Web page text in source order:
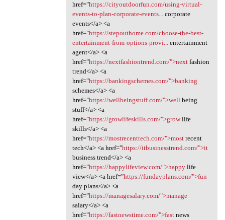
href="https://cityoutdoorfun.com/using-virtual-
events-to-plan-corporate-events...corporate
events</a> <a
href="https://stepouthome.com/choose-the-best-
entertainment-from-options-provi...entertainment
agent</a> <a
href="https://nextfashiontrend.com/">nextfashion
trend</a> <a
href="https://bankingschemes.com/">banking
schemes</a> <a
href="https://wellbeingstuff.com/">wellbeing
stuff</a> <a
href="https://growlifeskills.com/">growlife
skills</a> <a
href="https://mostrecenttech.com/">mostrecent
tech</a> <a href="https://itbusinesstrend.com/">it
business trend</a> <a
href="https://happylifeview.com/">happylife
view</a> <a href="https://fundayplans.com/">fun
day plans</a> <a
href="https://managesalary.com/">manage
salary</a> <a
href="https://fastnewstime.com/">fastnews